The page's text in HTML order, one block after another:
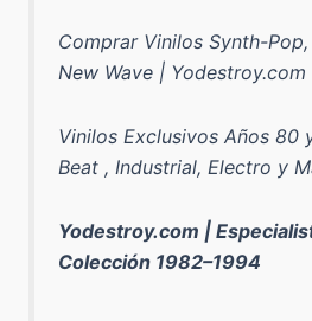
Comprar Vinilos Synth-Pop,
New Wave | Yodestroy.com
Vinilos Exclusivos Años 80
Beat , Industrial, Electro y
Yodestroy.com |
Colección 1982–1994